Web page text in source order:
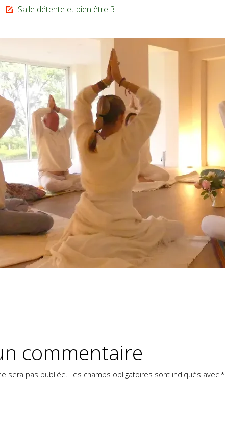
Salle détente et bien être 3
commentaire
sera pas publiée. Les champs obligatoires sont indiqués avec*